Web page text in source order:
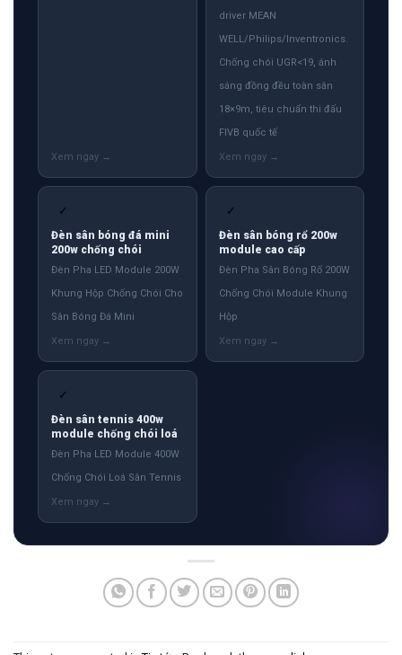
driver MEAN
WELL/Philips/Inventronics.
Chống chói UGR<19, ánh
sáng đồng đều toàn sân
18×9m, tiêu chuẩn thi đấu
FIVB quốc tế
✓
Đèn sân bóng đá mini
200w chống chói
Đèn Pha LED Module 200W
Khung Hộp Chống Chói Cho
Sân Bóng Đá Mini
✓
Đèn sân bóng rổ 200w
module cao cấp
Đèn Pha Sân Bóng Rổ 200W
Chống Chói Module Khung
Hộp
✓
Đèn sân tennis 400w
module chống chói loá
Đèn Pha LED Module 400W
Chống Chói Loá Sân Tennis